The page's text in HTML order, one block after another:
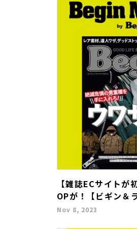
【雑誌ECサイト
OPが！【ビギン＆
Nov 8, 2023